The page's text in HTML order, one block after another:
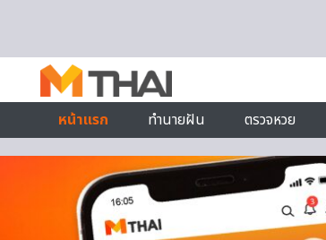
หน้าแรก
ทำนายฝัน ตรวจหวย